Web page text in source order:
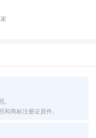
商标注册证原件。